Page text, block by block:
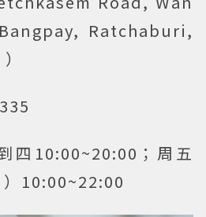
Ratchaburi,
四10:00~20:00；周五
10:00~22:00